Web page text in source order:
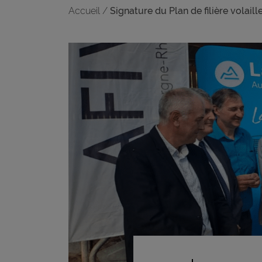
Accueil / Signature du Plan de filière